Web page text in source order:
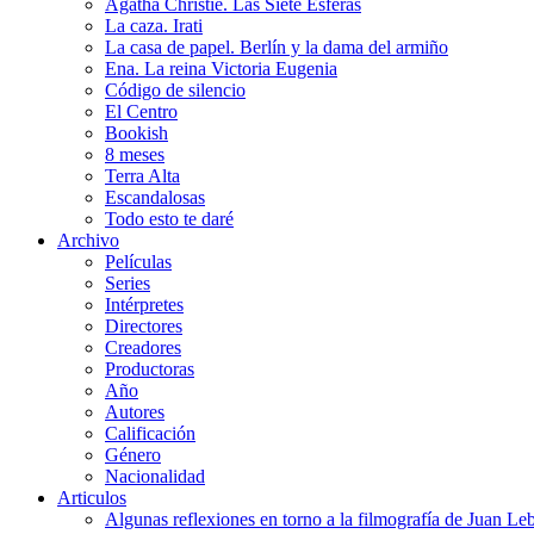
Agatha Christie. Las Siete Esferas
La caza. Irati
La casa de papel. Berlín y la dama del armiño
Ena. La reina Victoria Eugenia
Código de silencio
El Centro
Bookish
8 meses
Terra Alta
Escandalosas
Todo esto te daré
Archivo
Películas
Series
Intérpretes
Directores
Creadores
Productoras
Año
Autores
Calificación
Género
Nacionalidad
Articulos
Algunas reflexiones en torno a la filmografía de Juan